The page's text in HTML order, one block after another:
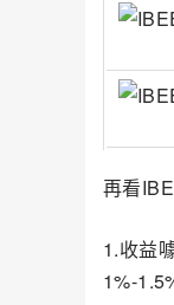
再看
1.收益
1%-